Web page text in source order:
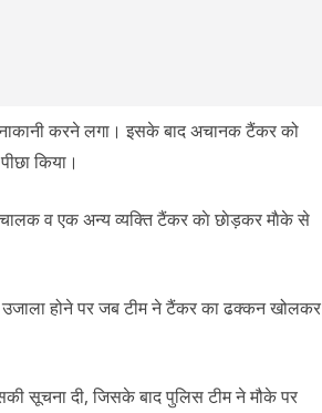
करने लगा। इसके बाद अचानक टैंकर को
किया।
व एक अन्य व्यक्ति टैंकर काे छाेड़कर माैके से
होने पर जब टीम ने टैंकर का ढक्कन खोलकर
सूचना दी, जिसके बाद पुलिस टीम ने मौके पर